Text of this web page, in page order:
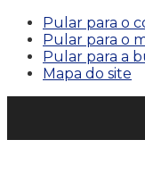
Pular para o
Pular para o
Pular para a
Mapa do site